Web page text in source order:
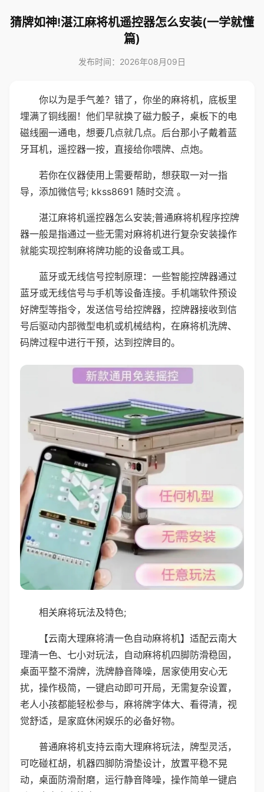
猜牌如神!湛江麻将机遥控器怎么安装(一学就懂
篇)
发布时间：2026年08月09日
你以为是手气差？错了，你坐的麻将机，底板里
埋满了铜线圈！他们早就换了磁力骰子，桌板下的电
磁线圈一通电，想要几点就几点。后台那小子戴着蓝
牙耳机，遥控器一按，直接给你喂牌、点炮。
若你在仪器使用上需要帮助，想获取一对一指
导，添加微信号; kkss8691 随时交流 。
湛江麻将机遥控器怎么安装;普通麻将机程序控牌
器一般是指通过一些无需对麻将机进行复杂安装操作
就能实现控制麻将牌功能的设备或工具。
蓝牙或无线信号控制原理：一些智能控牌器通过
蓝牙或无线信号与手机等设备连接。手机端软件预设
好牌型等指令，发送信号给控牌器，控牌器接收到信
号后驱动内部微型电机或机械结构，在麻将机洗牌、
码牌过程中进行干预，达到控牌目的。
相关麻将玩法及特色;
【云南大理麻将清一色自动麻将机】适配云南大
理清一色、七小对玩法，自动麻将机四脚防滑稳固，
桌面平整不滑牌，洗牌静音降噪，居家使用安心无
扰，操作极简，一键启动即可开局，无需复杂设置，
老人小孩都能轻松参与，麻将牌字体大、看得清，视
觉舒适，是家庭休闲娱乐的必备好物。
普通麻将机支持云南大理麻将玩法，牌型灵活，
可吃碰杠胡，机器四脚防滑垫设计，放置平稳不晃
动，桌面防滑耐磨，运行静音降噪，操作简单一键启